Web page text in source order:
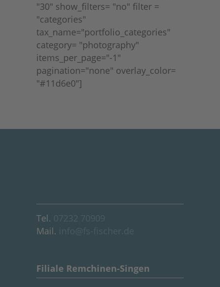
"30" show_filters= "no" filter =
"categories"
tax_name="portfolio_categories"
category= "photography"
items_per_page="-1"
pagination="none" overlay_color=
"#11d6e0"]
Tel.
Mail.
Filiale Remchinen-Singen